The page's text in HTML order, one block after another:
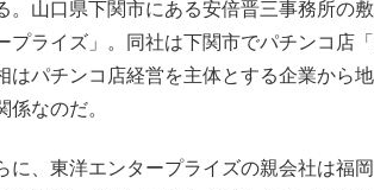
。山口県下関市にある安倍晋三事務所の
プライズ」。同社は下関市でパチンコ店
はパチンコ店経営を主体とする企業から
係なのだ。
、東洋エンタープライズの親会社は福